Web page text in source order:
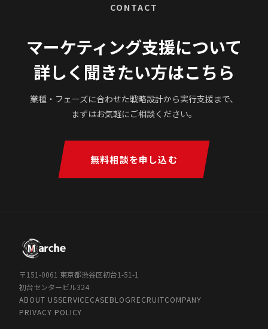
CONTACT
マーケティング支援について
詳しく聞きたい方はこちら
業種・フェーズに合わせた戦略設計から実行支援まで、
まずはお気軽にご相談ください。
無料相談を申し込む
〒151-0061 東京都渋谷区初台1-51-1
初台センタービル324
ABOUT USSERVICECASEBLOGRECRUITCOMPANY
PRIVACY POLICY